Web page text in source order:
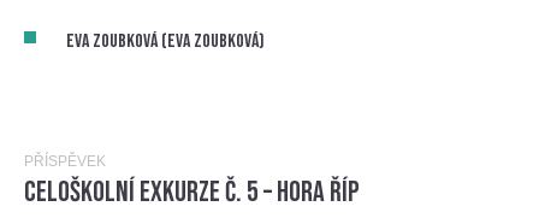
Eva Zoubková (Eva Zoubková)
PŘÍSPĚVEK
Celoškolní exkurze č. 5 – hora Říp